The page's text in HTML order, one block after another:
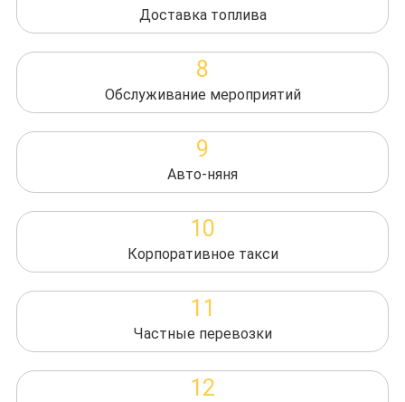
Доставка топлива
8
Обслуживание мероприятий
9
Авто-няня
10
Корпоративное такси
11
Частные перевозки
12